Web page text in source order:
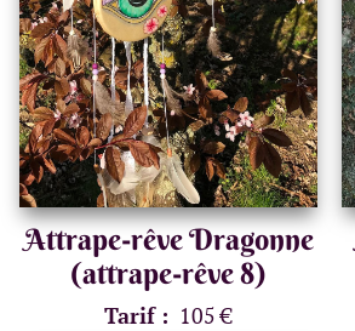
Attrape-rêve Dragonne
(attrape-rêve 8)
Tarif : 105 €